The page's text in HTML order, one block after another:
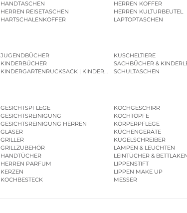
HANDTASCHEN
HERREN REISETASCHEN
HARTSCHALENKOFFER
HERREN KOFFER
HERREN KULTURBEUTEL
LAPTOPTASCHEN
JUGENDBÜCHER
KINDERBÜCHER
KINDERGARTENRUCKSACK | KINDERGARTENBEUTEL
KUSCHELTIERE
SACHBÜCHER &
SCHULTASCHEN
GESICHTSPFLEGE
GESICHTSREINIGUNG
GESICHTSREINIGUNG HERREN
GLÄSER
GRILLER
GRILLZUBEHÖR
HANDTÜCHER
HERREN PARFUM
KERZEN
KOCHBESTECK
KOCHGESCHIRR
KOCHTÖPFE
KÖRPERPFLEGE
KÜCHENGERÄTE
KUGELSCHREIBER
LAMPEN & LEUCHTEN
LEINTÜCHER &
LIPPENSTIFT
LIPPEN MAKE UP
MESSER